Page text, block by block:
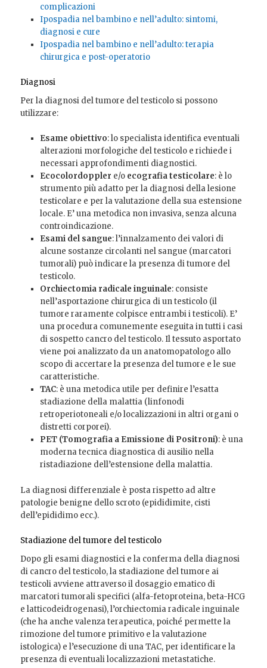
complicazioni
Ipospadia nel bambino e nell’adulto: sintomi,
diagnosi e cure
Ipospadia nel bambino e nell’adulto: terapia
chirurgica e post-operatorio
Diagnosi
Per la diagnosi del tumore del testicolo si possono
utilizzare:
Esame obiettivo: lo specialista identifica eventuali
alterazioni morfologiche del testicolo e richiede i
necessari approfondimenti diagnostici.
Ecocolordoppler e/o ecografia testicolare: è lo
strumento più adatto per la diagnosi della lesione
testicolare e per la valutazione della sua estensione
locale. E’ una metodica non invasiva, senza alcuna
controindicazione.
Esami del sangue: l’innalzamento dei valori di
alcune sostanze circolanti nel sangue (marcatori
tumorali) può indicare la presenza di tumore del
testicolo.
Orchiectomia radicale inguinale: consiste
nell’asportazione chirurgica di un testicolo (il
tumore raramente colpisce entrambi i testicoli). E’
una procedura comunemente eseguita in tutti i casi
di sospetto cancro del testicolo. Il tessuto asportato
viene poi analizzato da un anatomopatologo allo
scopo di accertare la presenza del tumore e le sue
caratteristiche.
TAC: è una metodica utile per definire l’esatta
stadiazione della malattia (linfonodi
retroperiotoneali e/o localizzazioni in altri organi o
distretti corporei).
PET (Tomografia a Emissione di Positroni): è una
moderna tecnica diagnostica di ausilio nella
ristadiazione dell’estensione della malattia.
La diagnosi differenziale è posta rispetto ad altre
patologie benigne dello scroto (epididimite, cisti
dell’epididimo ecc.).
Stadiazione del tumore del testicolo
Dopo gli esami diagnostici e la conferma della diagnosi
di cancro del testicolo, la stadiazione del tumore ai
testicoli avviene attraverso il dosaggio ematico di
marcatori tumorali specifici (alfa-fetoproteina, beta-HCG
e latticodeidrogenasi), l’orchiectomia radicale inguinale
(che ha anche valenza terapeutica, poiché permette la
rimozione del tumore primitivo e la valutazione
istologica) e l’esecuzione di una TAC, per identificare la
presenza di eventuali localizzazioni metastatiche.